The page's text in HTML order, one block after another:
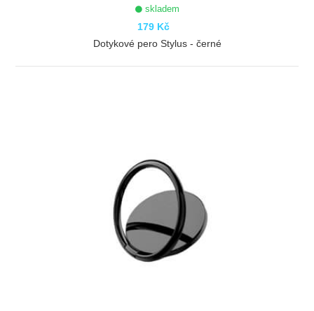
skladem
179 Kč
Dotykové pero Stylus - černé